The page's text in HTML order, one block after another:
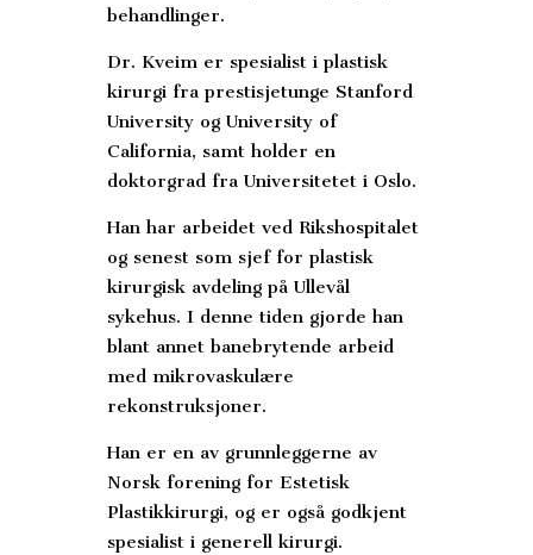
behandlinger.
Dr. Kveim er spesialist i plastisk
kirurgi fra prestisjetunge Stanford
University og University of
California, samt holder en
doktorgrad fra Universitetet i Oslo.
Han har arbeidet ved Rikshospitalet
og senest som sjef for plastisk
kirurgisk avdeling på Ullevål
sykehus. I denne tiden gjorde han
blant annet banebrytende arbeid
med mikrovaskulære
rekonstruksjoner.
Han er en av grunnleggerne av
Norsk forening for Estetisk
Plastikkirurgi, og er også godkjent
spesialist i generell kirurgi.